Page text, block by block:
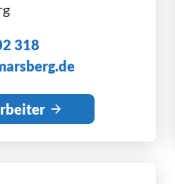
318
rsb rg d